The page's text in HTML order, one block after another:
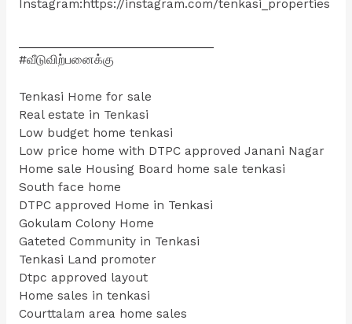
Instagram:https://instagram.com/tenkasi_properties
#வீடுவிற்பனைக்கு
Tenkasi Home for sale
Real estate in Tenkasi
Low budget home tenkasi
Low price home with DTPC approved Janani Nagar
Home sale Housing Board home sale tenkasi
South face home
DTPC approved Home in Tenkasi
Gokulam Colony Home
Gateted Community in Tenkasi
Tenkasi Land promoter
Dtpc approved layout
Home sales in tenkasi
Courttalam area home sales